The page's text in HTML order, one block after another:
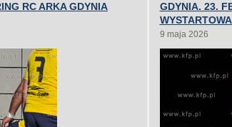
RC ARKA GDYNIA
GDYNIA. 23.
9 maja 2026